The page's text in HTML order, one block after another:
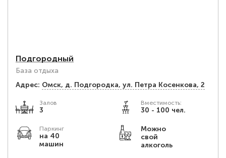
Подгородный
База отдыха
Адрес: Омск, д. Подгородка, ул. Петра Косенкова, 2
Залов
3
Вместимость:
30 - 100 чел.
Паркинг
на 40
машин
Можно
свой
алкоголь